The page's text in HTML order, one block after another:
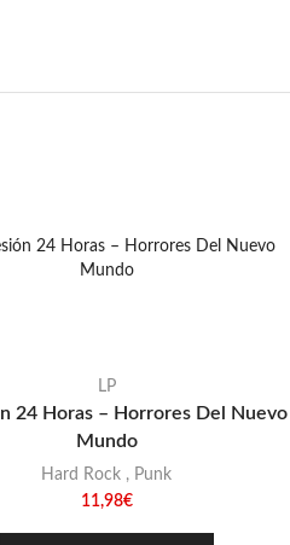
LP
24 Horas – Horrores Del Nuevo
Mundo
Hard Rock , Punk
11,98€